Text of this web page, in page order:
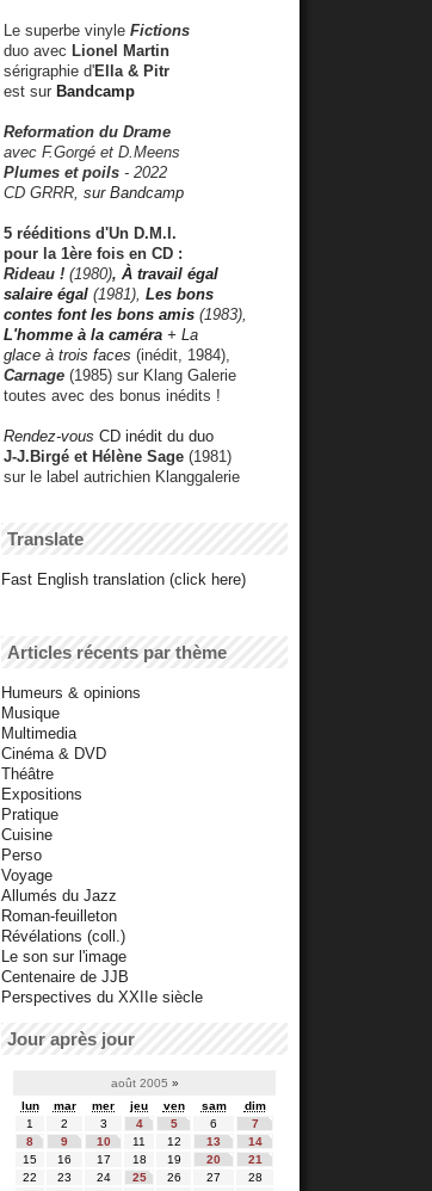
Le superbe vinyle Fictions
duo avec Lionel Martin
sérigraphie d'Ella & Pitr
est sur Bandcamp
Reformation du Drame
avec F.Gorgé et D.Meens
Plumes et poils - 2022
CD GRRR, sur Bandcamp
5 rééditions d'Un D.M.I.
pour la 1ère fois en CD :
Rideau ! (1980), À travail égal
salaire égal (1981), Les bons
contes font les bons amis (1983),
L'homme à la caméra + La
glace à trois faces (inédit, 1984),
Carnage (1985) sur Klang Galerie
toutes avec des bonus inédits !
Rendez-vous CD inédit du duo
J-J.Birgé et Hélène Sage (1981)
sur le label autrichien Klanggalerie
Translate
Fast English translation (click here)
Articles récents par thème
Humeurs & opinions
Musique
Multimedia
Cinéma & DVD
Théâtre
Expositions
Pratique
Cuisine
Perso
Voyage
Allumés du Jazz
Roman-feuilleton
Révélations (coll.)
Le son sur l'image
Centenaire de JJB
Perspectives du XXIIe siècle
Jour après jour
août 2005 »
lun
mar mer jeu ven sam
dim
1
2 3 4 5 6
7
8
9 10 11 12 13
14
15
16 17 18 19 20
21
22
23 24 25 26 27
28